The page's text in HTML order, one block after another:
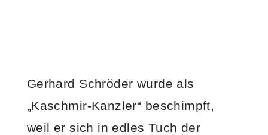
Gerhard Schröder wurde als
„Kaschmir-Kanzler“ beschimpft,
weil er sich in edles Tuch der